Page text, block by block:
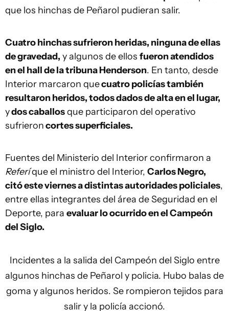
que los hinchas de Peñarol pudieran salir.
Cuatro hinchas sufrieron heridas, ninguna de ellas
de gravedad, y algunos de ellos fueron atendidos
en el hall de la tribuna Henderson. En tanto, desde
Interior marcaron quecuatro policías también
resultaron heridos, todos dados de alta en el lugar,
ydos caballosque participaron del operativo
sufrieroncortes superficiales.
Fuentes del Ministerio del Interior confirmaron a
Referíque el ministro del Interior, Carlos Negro,
citó este viernes a distintas autoridades policiales,
entre ellas integrantes del área de Seguridad en el
Deporte, para evaluar lo ocurrido en el Campeón
del Siglo.
Incidentes a la salida del Campeón del Siglo entre
algunos hinchas de Peñarol y policia. Hubo balas de
goma y algunos heridos. Se rompieron tejidos para
salir y la policía accionó.